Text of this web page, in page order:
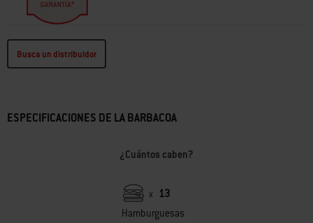
Busca un distribuidor
ESPECIFICACIONES DE LA BARBACOA
¿Cuántos caben?
x 13
Hamburguesas